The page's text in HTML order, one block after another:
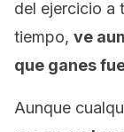
del ejercicio a
tiempo, ve
que ganes
Aunque